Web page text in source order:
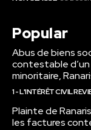
Popular
Abus de biens
contestable
minoritaire,
1 - L'INTÉRÊT CIVIL
Plainte de
les factures